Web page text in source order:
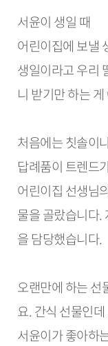
서윤이 생일 때
어린이집에 보낼
생일이라고 우리
니 받기만 하는
처음에는 칫솔이
답례품이 트렌드
어린이집 선생님
물을 골랐습니다.
을 담당했습니다.
오랜만에 하는 선
요. 간식 선물인
서윤이가 좋아하